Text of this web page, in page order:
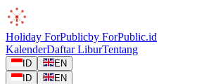
Holiday ForPublicby ForPublic.id
KalenderDaftar LiburTentang
ID
EN
ID
EN